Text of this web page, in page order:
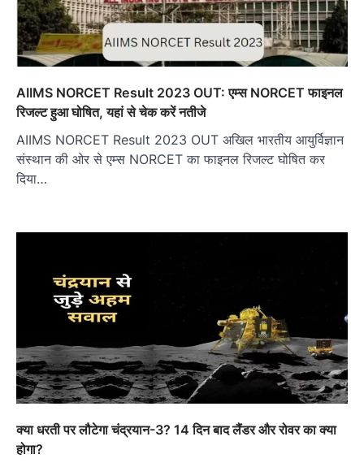
AIIMS NORCET Result 2023 OUT: एम्स NORCET फाइनल
रिजल्ट हुआ घोषित, यहां से चेक करें नतीजे
AIIMS NORCET Result 2023 OUT अखिल भारतीय आयुर्विज्ञान
संस्थान की ओर से एम्स NORCET का फाइनल रिजल्ट घोषित कर
दिया…
क्या धरती पर लौटेगा चंद्रयान-3? 14 दिन बाद लैंडर और रोवर का क्या
होगा?